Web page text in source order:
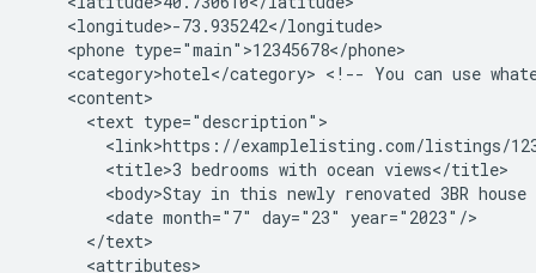
<phone
<category>hotel</category> <!-- You can use
<text
<title>3 bedrooms with ocean
<body>Stay in this newly renovated 3BR house
<date month="7" day="23"